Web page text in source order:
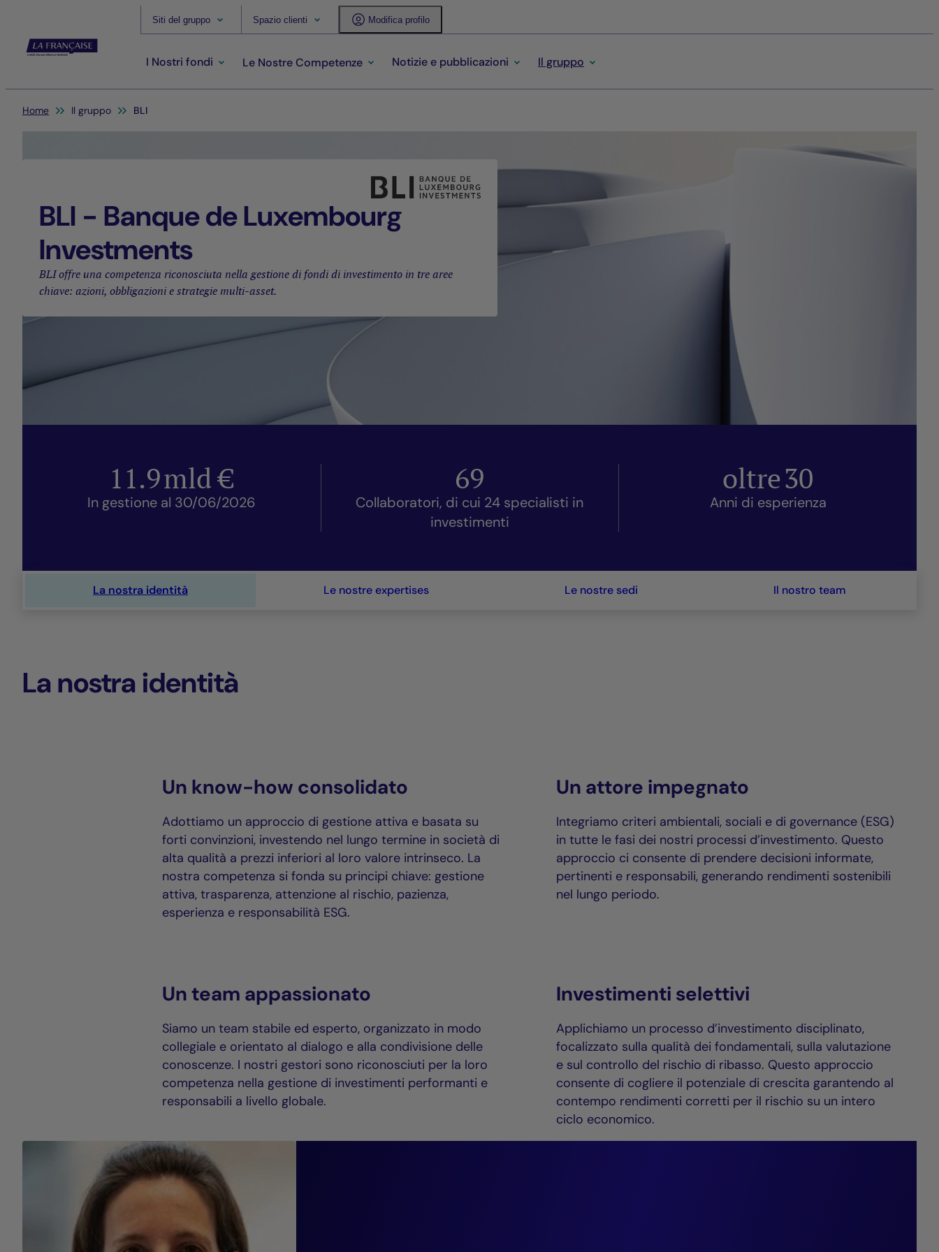
Siti del gruppo Spazio clienti Modifica profilo
I Nostri fondi Le Nostre Competenze Notizie e pubblicazioni Il gruppo
Sei qui:
Home Il gruppo BLI
BLI - Banque de Luxembourg
Investments
BLI offre una competenza riconosciuta nella gestione di fondi di investimento in tre aree
chiave: azioni, obbligazioni e strategie multi-asset.
11.9mld €
In gestione al 30/06/2026
69
Collaboratori, di cui 24 specialisti in
investimenti
oltre30
Anni di esperienza
La nostra identità Le nostre expertises Le nostre sedi Il nostro team
La nostra identità
Un know-how consolidato
Adottiamo un approccio di gestione attiva e basata su
forti convinzioni, investendo nel lungo termine in società di
alta qualità a prezzi inferiori al loro valore intrinseco. La
nostra competenza si fonda su principi chiave: gestione
attiva, trasparenza, attenzione al rischio, pazienza,
esperienza e responsabilità ESG.
Un attore impegnato
Integriamo criteri ambientali, sociali e di governance (ESG)
in tutte le fasi dei nostri processi d’investimento. Questo
approccio ci consente di prendere decisioni informate,
pertinenti e responsabili, generando rendimenti sostenibili
nel lungo periodo.
Un team appassionato
Siamo un team stabile ed esperto, organizzato in modo
collegiale e orientato al dialogo e alla condivisione delle
conoscenze. I nostri gestori sono riconosciuti per la loro
competenza nella gestione di investimenti performanti e
responsabili a livello globale.
Investimenti selettivi
Applichiamo un processo d’investimento disciplinato,
focalizzato sulla qualità dei fondamentali, sulla valutazione
e sul controllo del rischio di ribasso. Questo approccio
consente di cogliere il potenziale di crescita garantendo al
contempo rendimenti corretti per il rischio su un intero
ciclo economico.